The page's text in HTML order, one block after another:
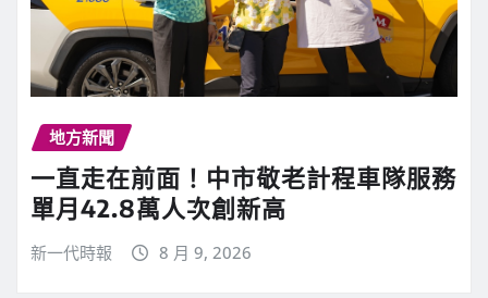
地方新聞
一直走在前面！中市敬老計程車隊服務
單月42.8萬人次創新高
新一代時報 8 月 9, 2026